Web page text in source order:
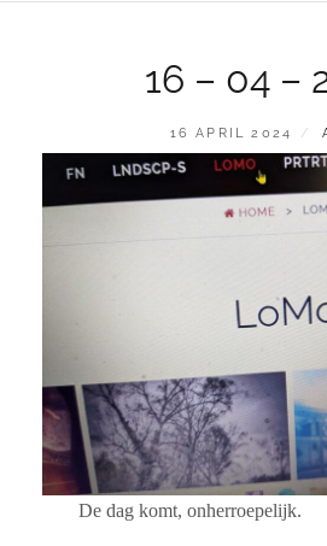
16 – 04 –
GEPLAATST
OP
16 APRIL 2024
De dag komt, onherroepelijk.